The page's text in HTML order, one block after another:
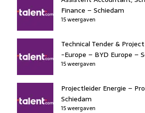
Finance – Schiedam
15 weergaven
Technical Tender &
-Europe – BYD Europe –
15 weergaven
Projectleider Energie –
Schiedam
15 weergaven